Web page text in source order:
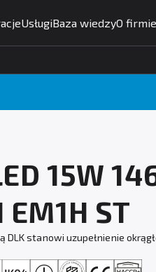
UsługiBaza wiedzyO firmie
15W
EM1H ST
stanowi uzupełnienie